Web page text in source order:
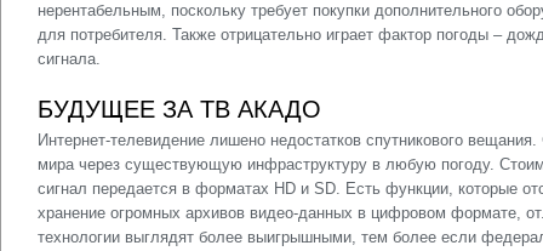
нерентабельным, поскольку требует покупки дополнительного
для потребителя. Также отрицательно играет фактор погоды –
сигнала.
БУДУЩЕЕ ЗА ТВ АКАДО
Интернет-телевидение лишено недостатков спутникового
мира через существующую инфраструктуру в любую погоду.
сигнал передается в форматах HD и SD. Есть функции, которые
хранение огромных архивов видео-данных в цифровом формате,
технологии выглядят более выигрышными, тем более если